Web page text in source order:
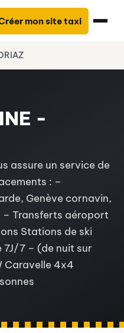
mon site taxi
-
assure un service de
: –
Genève cornavin,
– Transferts aéroport
Stations de ski
7J/7 – (de nuit sur
Caravelle 4x4